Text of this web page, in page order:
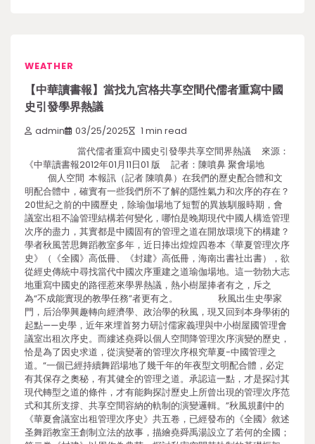
WEATHER
【中華讀書報】當找九宮格共享空間代儒者重寫中國
史引發學界熱議
admin 03/25/2025 1 min read
當代儒者重寫中國史引發學共享空間界熱議 來源：
《中華讀書報2012年01月11日01 版 記者：陳噴鼻 聚會場地
個人空間 本報訊（記者 陳噴鼻）在我們的歷史配合體和文
明配合體中，確實有一些我們所不了解的隱性氣力和次序的存在？
20世紀之前的中國歷史，除瑜伽場地了短暫的異族馴服時期，會
議室出租不論管理結構若何變化，哪怕是晚期現代中國人構造管理
次序的盡力，其實都是中國固有的管理之道在開放環境下的構建？
學者秋風苦思舞蹈教室多年，近日捧出煌煌四卷本《華夏管理次序
史》（《全國》高低冊、《封建》高低冊，海南出書社出書），欲
從經史傳統中尋找當代中國次序重建之道瑜伽場地。這一勃勃大志
地重寫中國史的路徑惹來學界熱議，熱小樹屋捧者有之，斥之
為“不成能實現的教學任務”者更有之。 秋風出生史學家
門，后治學興趣轉向經濟學、政治學的秋風，現又回到本身學術的
起點——史學，近年來埋首努力研討儒家義理與中小樹屋國管理會
議室出租次序史。而縷述堯舜以個人空間降管理次序演變的歷史，
恰是為了因史求道，從演變著的管理次序根究華夏-中國管理之
道。“一個已經持續舞蹈場地了幾千年的年夜型文明配合體，必定
有其保存之奧秘，有其健全的管理之道。承認這一點，才是探討其
現代轉型之道的條件，才有能夠探討歷史上所曾出現的管理次序范
式和其所支撐、共享空間容納的軌制的演變邏輯。”秋風規劃中的
《華夏會議室出租管理次序史》共五卷，已經發布的《全國》敘述
圣舞蹈教室王創制立法的故事，描繪堯舜禹湯設立了若何的全國；